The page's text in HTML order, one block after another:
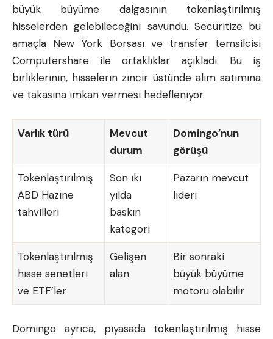
büyük büyüme dalgasının tokenlaştırılmış
hisselerden gelebileceğini savundu. Securitize bu
amaçla New York Borsası ve transfer temsilcisi
Computershare ile ortaklıklar açıkladı. Bu iş
birliklerinin, hisselerin zincir üstünde alım satımına
ve takasına imkan vermesi hedefleniyor.
Varlık türü
Mevcut
durum
Domingo’nun
görüşü
Tokenlaştırılmış
ABD Hazine
tahvilleri
Son iki
yılda
baskın
kategori
Pazarın mevcut
lideri
Tokenlaştırılmış
hisse senetleri
ve ETF’ler
Gelişen
alan
Bir sonraki
büyük büyüme
motoru olabilir
Domingo ayrıca, piyasada tokenlaştırılmış hisse